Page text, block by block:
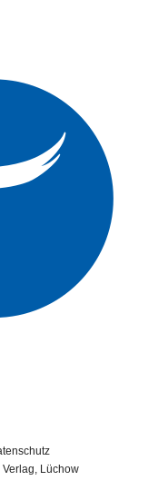
Lüchow